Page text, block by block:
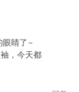
眼睛了~
，今天都